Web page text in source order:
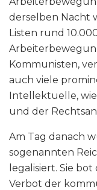
derselben Nacht
Listen rund
Kommunisten,
auch viele
Intellektuelle, wie
und der
Am Tag danach
sogenannten
legalisiert. Sie
Verbot der